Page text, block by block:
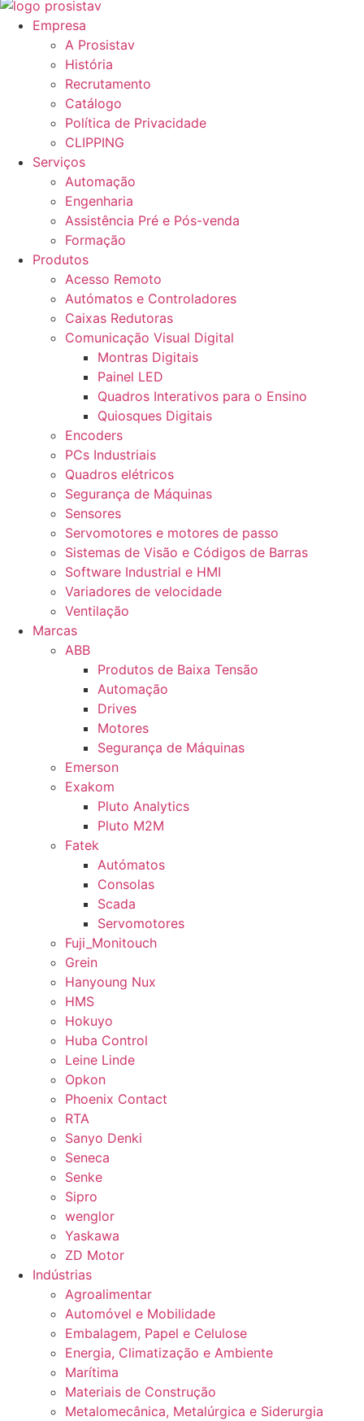
Empresa
A Prosistav
História
Recrutamento
Catálogo
Política de Privacidade
CLIPPING
Serviços
Automação
Engenharia
Assistência Pré e Pós-venda
Formação
Produtos
Acesso Remoto
Autómatos e Controladores
Caixas Redutoras
Comunicação Visual Digital
Montras Digitais
Painel LED
Quadros Interativos para o Ensino
Quiosques Digitais
Encoders
PCs Industriais
Quadros elétricos
Segurança de Máquinas
Sensores
Servomotores e motores de passo
Sistemas de Visão e Códigos de Barras
Software Industrial e HMI
Variadores de velocidade
Ventilação
Marcas
ABB
Produtos de Baixa Tensão
Automação
Drives
Motores
Segurança de Máquinas
Emerson
Exakom
Pluto Analytics
Pluto M2M
Fatek
Autómatos
Consolas
Scada
Servomotores
Fuji_Monitouch
Grein
Hanyoung Nux
HMS
Hokuyo
Huba Control
Leine Linde
Opkon
Phoenix Contact
RTA
Sanyo Denki
Seneca
Senke
Sipro
wenglor
Yaskawa
ZD Motor
Indústrias
Agroalimentar
Automóvel e Mobilidade
Embalagem, Papel e Celulose
Energia, Climatização e Ambiente
Marítima
Materiais de Construção
Metalomecânica, Metalúrgica e Siderurgia